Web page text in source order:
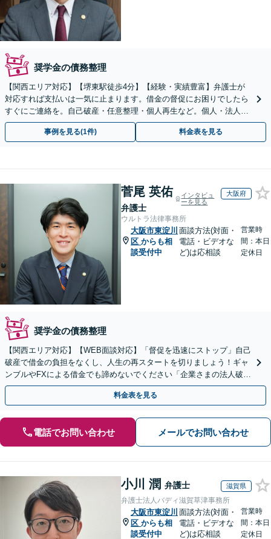
奨学金の債務整理
【関西エリア対応】【堺東駅徒歩4分】【経験・実績豊富】弁護士が
対応すれば支払いは一気に止まります。借金の督促にお困りでしたら
すぐにご連絡を。自己破産・任意整理・個人再生など。個人・法人対
応可能。【夜間・休日対応可能】
事例を見る(1件) 料金表を見る
菅尾 英佑
弁護士
インタビュ
ーを見る
大阪府
ウルトラ法律事務所
大阪市東淀川
区 からも相
談受付中
面談方法(対面・
電話・ビデオな
ど)は応相談
営業時
間：本日
定休日
奨学金の債務整理
【関西エリア対応】【WEB面談対応】「督促を迅速にストップ」自己
破産で借金の負担をなくし、人生の再スタートを切りましょう！ギャ
ンブルやFXによる借金でも諦めないでください「企業さまの法人破産
をサポート」【休日・夜間相談可】
料金表を見る
電話でお問い合わせ メールでお問い合わせ
小川 潤 弁護士 滋賀県
弁護士法人バディ滋賀草津事務所
大阪市東淀川
区 からも相
談受付中
面談方法(対面・
電話・ビデオな
ど)は応相談
営業時
間：本日
定休日